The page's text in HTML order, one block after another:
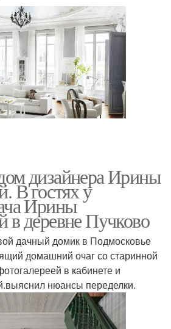
дизайнера Ирины
В гостях у
Ирины
в деревне Пучково
дачный домик в Подмосковье
домашний очаг со старинной
в кабинете и
нюансы переделки.